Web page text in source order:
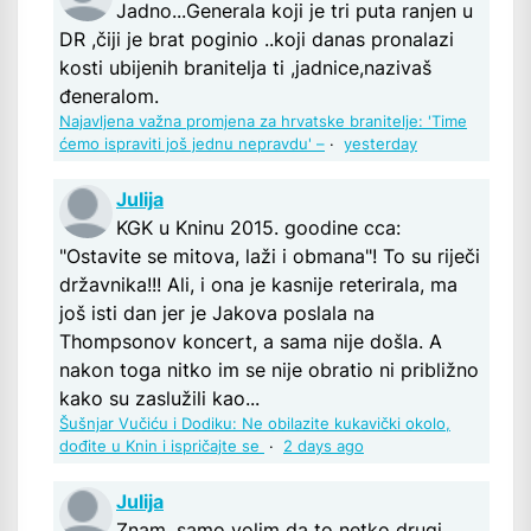
Jadno...Generala koji je tri puta ranjen u
DR ,čiji je brat poginio ..koji danas pronalazi
kosti ubijenih branitelja ti ,jadnice,nazivaš
đeneralom.
Najavljena važna promjena za hrvatske branitelje: 'Time
ćemo ispraviti još jednu nepravdu' – · yesterday
Julija
KGK u Kninu 2015. goodine cca:
"Ostavite se mitova, laži i obmana"! To su riječi
državnika!!! Ali, i ona je kasnije reterirala, ma
još isti dan jer je Jakova poslala na
Thompsonov koncert, a sama nije došla. A
nakon toga nitko im se nije obratio ni približno
kako su zaslužili kao...
Šušnjar Vučiću i Dodiku: Ne obilazite kukavički okolo,
dođite u Knin i ispričajte se
· 2 days ago
Julija